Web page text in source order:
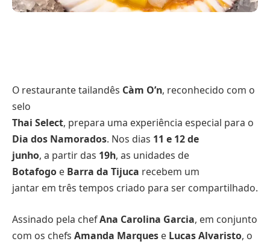
O restaurante tailandês Càm O’n, reconhecido com o
selo
Thai Select, prepara uma experiência especial para o
Dia dos Namorados. Nos dias 11 e 12 de
junho, a partir das 19h, as unidades de
Botafogo e Barra da Tijuca recebem um
jantar em três tempos criado para ser compartilhado.
Assinado pela chefAna Carolina Garcia, em conjunto
com os chefs Amanda Marques e Lucas Alvaristo, o